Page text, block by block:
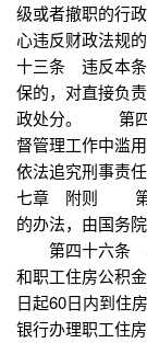
级或者撤职的
心违反财政法规
十三条 违反本条
保的，对直接负
政处分。 第四
督管理工作中滥
依法追究刑事责
七章 附则 第四
的办法，由国务
第四十六条 本
和职工住房公积
日起60日内到住
银行办理职工